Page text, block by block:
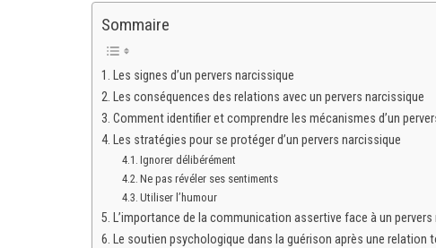
Sommaire
Les signes d’un pervers narcissique
Les conséquences des relations avec un pervers narcissique
Comment identifier et comprendre les mécanismes d’un
Les stratégies pour se protéger d’un pervers narcissique
Ignorer délibérément
Ne pas révéler ses sentiments
Utiliser l’humour
L’importance de la communication assertive face à un
Le soutien psychologique dans la guérison après une relation